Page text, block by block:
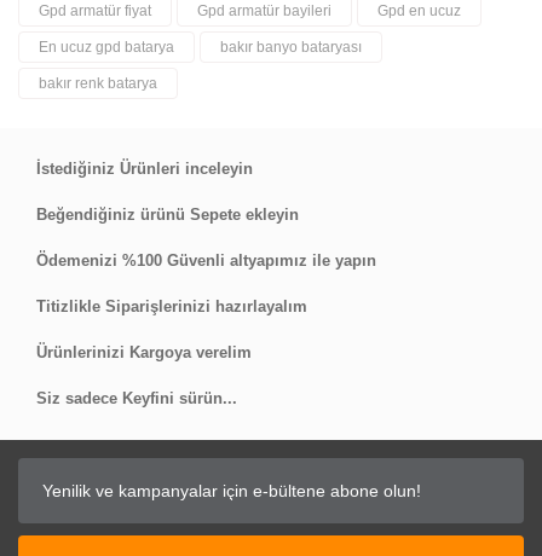
Gpd armatür fiyat Gpd armatür bayileri Gpd en ucuz
En ucuz gpd batarya bakır banyo bataryası
bakır renk batarya
İstediğiniz Ürünleri inceleyin
Beğendiğiniz ürünü Sepete ekleyin
Ödemenizi %100 Güvenli altyapımız ile yapın
Titizlikle Siparişlerinizi hazırlayalım
Ürünlerinizi Kargoya verelim
Siz sadece Keyfini sürün...